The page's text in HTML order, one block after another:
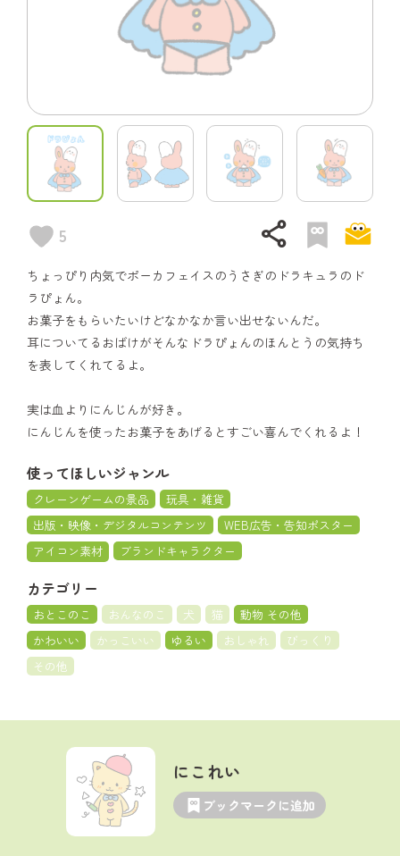
5 share
ちょっぴり内気でポーカフェイスのうさぎのドラキュラのド
ラぴょん。
お菓子をもらいたいけどなかなか言い出せないんだ。
耳についてるおばけがそんなドラぴょんのほんとうの気持ち
を表してくれてるよ。
実は血よりにんじんが好き。
にんじんを使ったお菓子をあげるとすごい喜んでくれるよ！
使ってほしいジャンル
クレーンゲームの景品
玩具・雑貨
出版・映像・デジタルコンテンツ
WEB広告・告知ポスター
アイコン素材
ブランドキャラクター
カテゴリー
おとこのこ おんなのこ 犬 猫
動物 その他
かわいい
かっこいい ゆるい おしゃれ
びっくり
その他
にこれい
ブックマークに追加